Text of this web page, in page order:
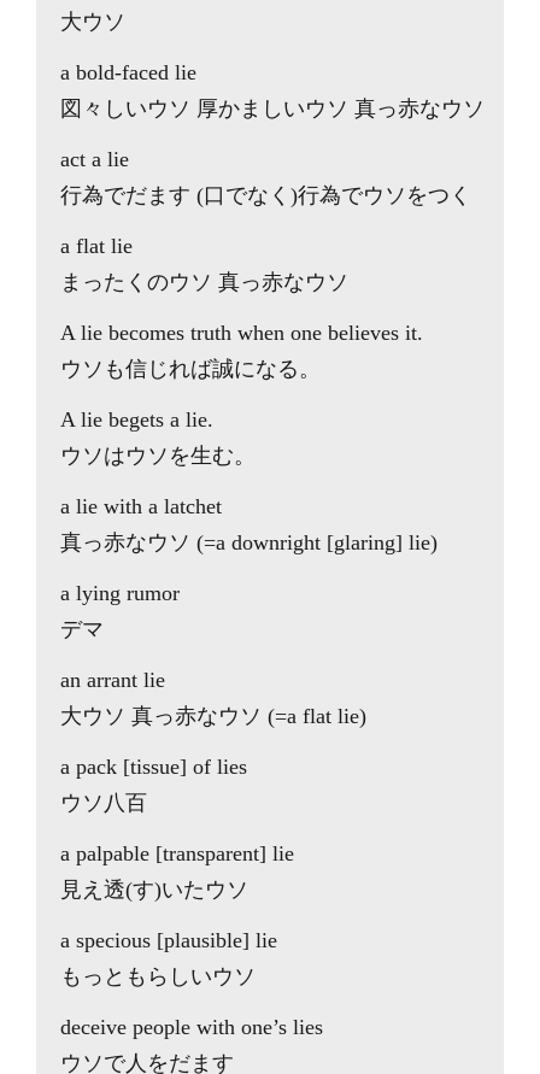
大ウソ
a bold-faced lie
図々しいウソ 厚かましいウソ 真っ赤なウソ
act a lie
行為でだます (口でなく)行為でウソをつく
a flat lie
まったくのウソ 真っ赤なウソ
A lie becomes truth when one believes it.
ウソも信じれば誠になる。
A lie begets a lie.
ウソはウソを生む。
a lie with a latchet
真っ赤なウソ (=a downright [glaring] lie)
a lying rumor
デマ
an arrant lie
大ウソ 真っ赤なウソ (=a flat lie)
a pack [tissue] of lies
ウソ八百
a palpable [transparent] lie
見え透(す)いたウソ
a specious [plausible] lie
もっともらしいウソ
deceive people with one’s lies
ウソで人をだます